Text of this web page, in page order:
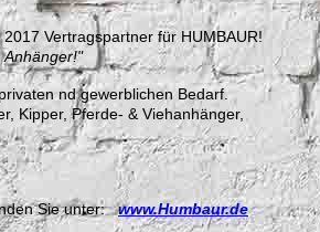
Vertragspartner für HUMBAUR!
Anhänger!"
nd gewerblichen Bedarf.
Kipper, Pferde- & Viehanhänger,
Sie unter:www.Humbaur.de